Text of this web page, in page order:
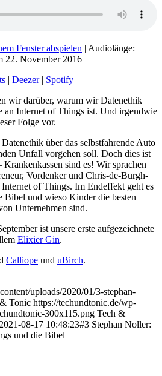
Fenster abspielen | Audiolänge:
22. November 2016
| Deezer| Spotify
wir darüber, warum wir Datenethik
an Internet of Things ist. Und irgendwie
Folge vor.
über das selbstfahrende Auto
Unfall vorgehen soll. Doch dies ist
sind es! Wir sprachen
Vordenker und Chris-de-Burgh-
of Things. Im Endeffekt geht es
Bibel und wieso Kinder die besten
Unternehmen sind.
ist unsere erste aufgezeichnete
Elixier Gin.
Calliope und uBirch.
uploads/2020/01/3-stephan-
Tonic https://techundtonic.de/wp-
300x115.png Tech &
2021-08-17 10:48:23#3 Stephan Noller:
und die Bibel